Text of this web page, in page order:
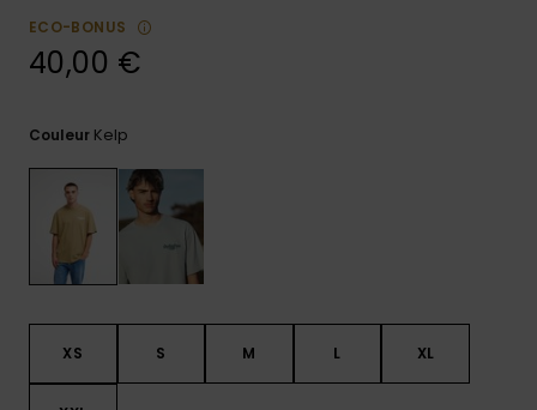
fréquentes et
formulaire
de contact.
Consulter
LISTE DE
SOUHAITS
ECO-BONUS
40,00 €
Couleur Kelp
XS S M L XL